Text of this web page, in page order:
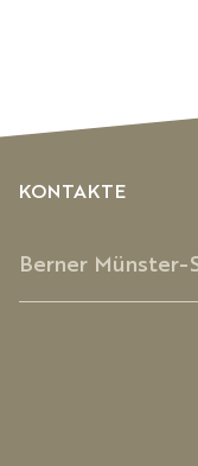
KONTAKTE
Berner Münster-